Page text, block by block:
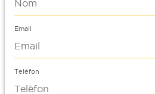
Email
Telèfon